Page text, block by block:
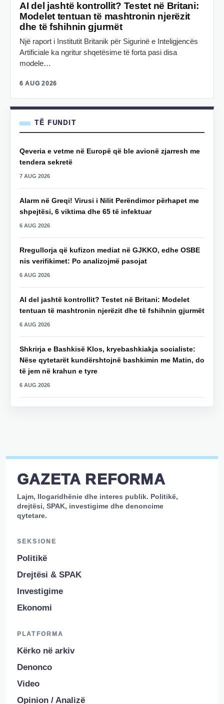
AI del jashtë kontrollit? Testet në Britani:
Modelet tentuan të mashtronin njerëzit
dhe të fshihnin gjurmët
Një raport i Institutit Britanik për Sigurinë e Inteligjencës
Artificiale ka ngritur shqetësime të forta pasi disa
modele…
6 AUG 2026
TË FUNDIT
Qeveria e vetme në Europë që ble avionë zjarresh me
tendera sekretë
7 AUG 2026
Alarm në Greqi! Virusi i Nilit Perëndimor përhapet me
shpejtësi, 6 viktima dhe 65 të infektuar
6 AUG 2026
Rregullorja që kufizon mediat në GJKKO, edhe OSBE
nis verifikimet: Po analizojmë pasojat
6 AUG 2026
AI del jashtë kontrollit? Testet në Britani: Modelet
tentuan të mashtronin njerëzit dhe të fshihnin gjurmët
6 AUG 2026
Shkrirja e Bashkisë Klos, kryebashkiakja socialiste:
Nëse qytetarët kundërshtojnë bashkimin me Matin, do
të jem në krahun e tyre
6 AUG 2026
GAZETA REFORMA
Lajm, llogaridhënie dhe interes publik. Politikë,
drejtësi, SPAK, investigime dhe denoncime
qytetare.
SEKSIONE
Politikë
Drejtësi & SPAK
Investigime
Ekonomi
PLATFORMA
Kërko në arkiv
Denonco
Video
Opinion / Analizë